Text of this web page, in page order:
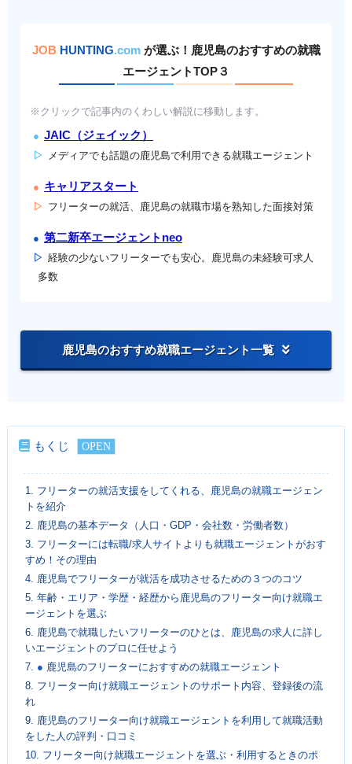
JOB HUNTING.comが選ぶ！鹿児島のおすすめの就職
エージェントTOP３
※クリックで記事内のくわしい解説に移動します。
JAIC（ジェイック）
メディアでも話題の鹿児島で利用できる就職エージェント
キャリアスタート
フリーターの就活、鹿児島の就職市場を熟知した面接対策
第二新卒エージェントneo
経験の少ないフリーターでも安心。鹿児島の未経験可求人
多数
鹿児島のおすすめ就職エージェント一覧
もくじ
1. フリーターの就活支援をしてくれる、鹿児島の就職エージェン
トを紹介
2. 鹿児島の基本データ（人口・GDP・会社数・労働者数）
3. フリーターには転職/求人サイトよりも就職エージェントがおす
すめ！その理由
4. 鹿児島でフリーターが就活を成功させるための３つのコツ
5. 年齢・エリア・学歴・経歴から鹿児島のフリーター向け就職エ
ージェントを選ぶ
6. 鹿児島で就職したいフリーターのひとは、鹿児島の求人に詳し
いエージェントのプロに任せよう
7. ● 鹿児島のフリーターにおすすめの就職エージェント
8. フリーター向け就職エージェントのサポート内容、登録後の流
れ
9. 鹿児島のフリーター向け就職エージェントを利用して就職活動
をした人の評判・口コミ
10. フリーター向け就職エージェントを選ぶ・利用するときのポ